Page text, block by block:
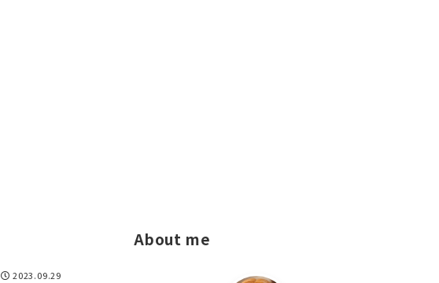
2023.09.29
About me